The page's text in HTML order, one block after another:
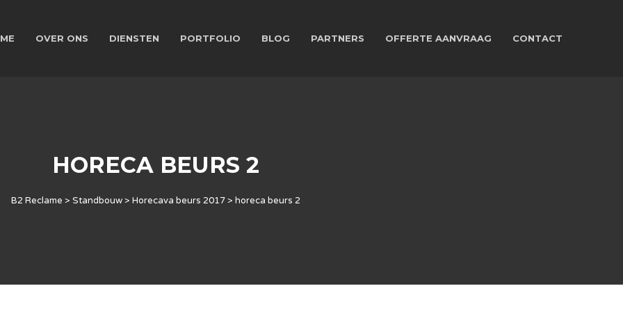
OVER ONS DIENSTEN PORTFOLIO BLOG PARTNERS OFFERTE AANVRAAG CONTACT
HORECA BEURS 2
B2 Reclame > Standbouw> Horecava beurs 2017> horeca beurs 2